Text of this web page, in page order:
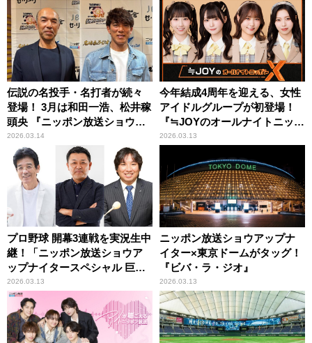
伝説の名投手・名打者が続々
登場！ 3月は和田一浩、松井稼
頭央 『ニッポン放送ショウア
ップナイター60周年 名球会
ラジオ』
2026.03.14
今年結成4周年を迎える、女性
アイドルグループが初登場！
『≒JOYのオールナイトニッポ
ンX(クロス)』
2026.03.13
プロ野球 開幕3連戦を実況生中
継！「ニッポン放送ショウア
ップナイタースペシャル 巨人×
阪神」
2026.03.13
ニッポン放送ショウアップナ
イター×東京ドームがタッグ！
『ビバ・ラ・ジオ』
2026.03.13